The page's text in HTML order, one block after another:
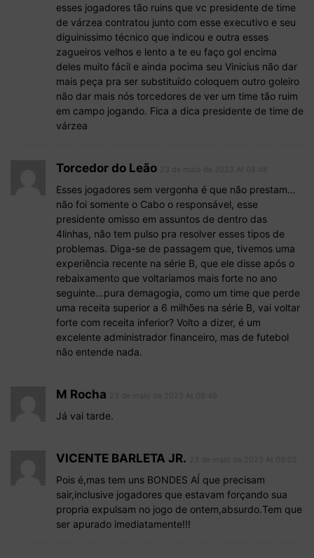
esses jogadores tão ruins que vc presidente de time
de várzea contratou junto com esse executivo e seu
diguinissimo técnico que indicou e outra esses
zagueiros velhos e lento a te eu faço gol encima
deles muito fácil e ainda pocima seu Vinicius não dar
mais peça pra ser substituído coloquem outro goleiro
não dar mais nós torcedores de ver um time tão ruim
em campo jogando. Fica a dica presidente de time de
várzea
Torcedor do Leão
Esses jogadores sem vergonha é que não prestam…
não foi somente o Cabo o responsável, esse
presidente omisso em assuntos de dentro das
4linhas, não tem pulso pra resolver esses tipos de
problemas. Diga-se de passagem que, tivemos uma
experiência recente na série B, que ele disse após o
rebaixamento que voltaríamos mais forte no ano
seguinte…pura demagogia, como um time que perde
uma receita superior a 6 milhões na série B, vai voltar
forte com receita inferior? Volto a dizer, é um
excelente administrador financeiro, mas de futebol
não entende nada.
M Rocha
Já vai tarde.
VICENTE BARLETA JR.
Pois é,mas tem uns BONDES AÍ que precisam
sair,inclusive jogadores que estavam forçando sua
propria expulsam no jogo de ontem,absurdo.Tem que
ser apurado imediatamente!!!